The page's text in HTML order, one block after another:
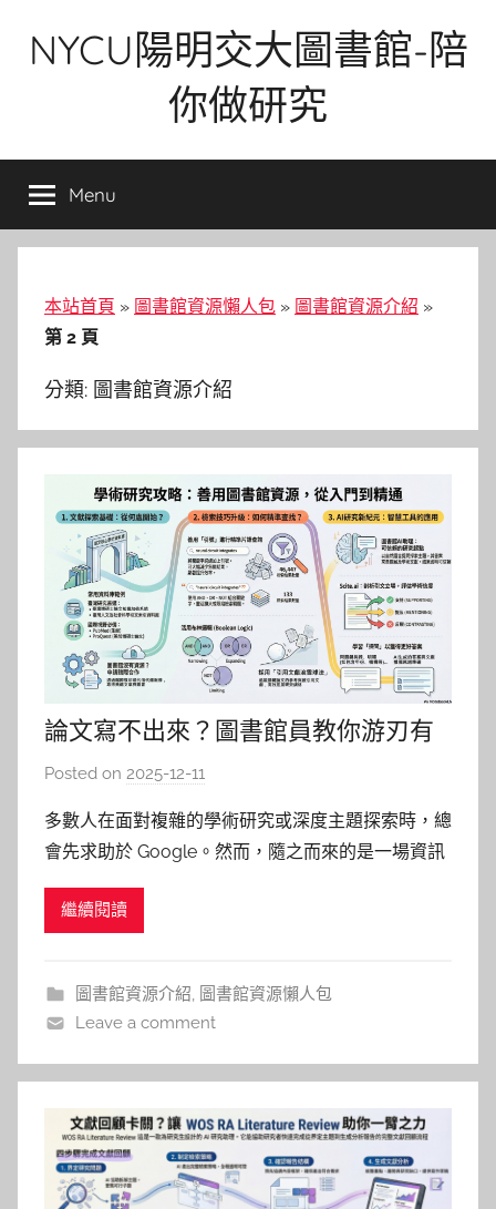
NYCU陽明交大圖書館-陪
你做研究
Menu
本站首頁 » 圖書館資源懶人包 » 圖書館資源介紹 »
第 2 頁
分類: 圖書館資源介紹
論文寫不出來？圖書館員教你游刃有
餘的學術搜尋神技!!!
Posted on 2025-12-11
s
y
e
多數人在面對複雜的學術研究或深度主題探索時，總
會先求助於 Google。然而，隨之而來的是一場資訊
的搜尋結果所淹沒，耗費了大量時間卻一無所獲，挫
專業研究者與一般
繼續閱讀
圖書館資源介紹, 圖書館資源懶人包
Leave a comment